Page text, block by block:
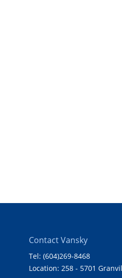
Contact Vansky
Tel: (604)269-8468
Location: 258 - 5701